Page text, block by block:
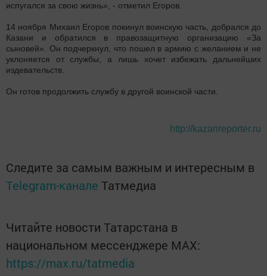
испугался за свою жизнь», - отметил Егоров.
14 ноября Михаил Егоров покинул воинскую часть, добрался до
Казани и обратился в правозащитную организацию «За
сыновей». Он подчеркнул, что пошел в армию с желанием и не
уклоняется от службы, а лишь хочет избежать дальнейших
издевательств.
Он готов продолжить службу в другой воинской части.
http://kazanreporter.ru
Следите за самым важным и интересным в
Telegram-канале Татмедиа
Читайте новости Татарстана в
национальном мессенджере MАХ:
https://max.ru/tatmedia